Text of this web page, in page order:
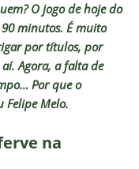
O jogo de hoje do
minutos. É muito
por títulos, por
Agora, a falta de
Por que o
Felipe Melo.
na